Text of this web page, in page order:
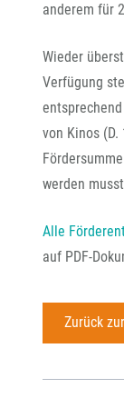
anderem für
Wieder
Verfügung
von Kinos
werden
Alle
auf PDF-
Zurück